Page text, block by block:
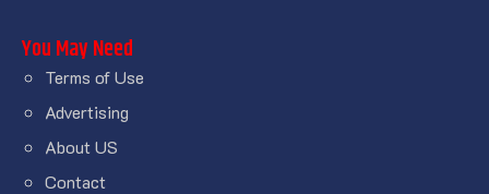
You May Need
Terms of Use
Advertising
About US
Contact